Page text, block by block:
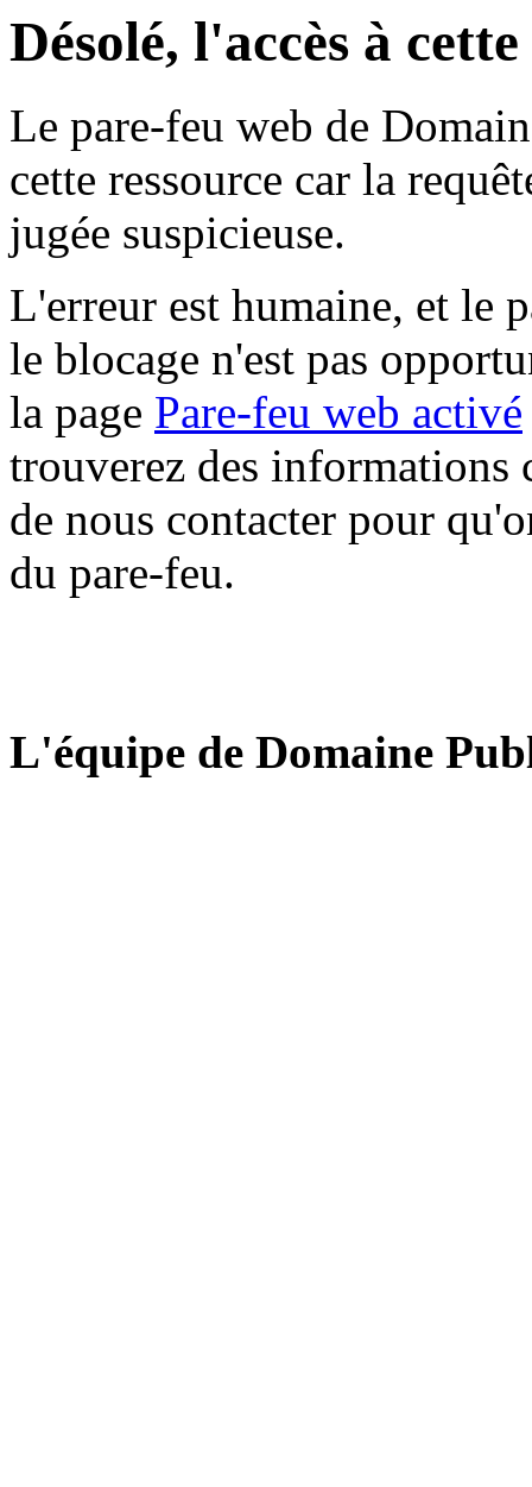
Désolé, l'accès à
Le pare-feu web de
cette ressource car la
jugée suspicieuse.
L'erreur est humaine, et le
le blocage n'est pas
la page Pare-feu web activé
trouverez des informations
de nous contacter pour
du pare-feu.
L'équipe de Domaine